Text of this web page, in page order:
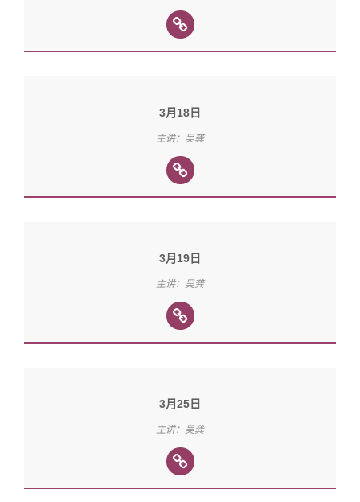
3月18日
主讲：吴龚
3月19日
主讲：吴龚
3月25日
主讲：吴龚